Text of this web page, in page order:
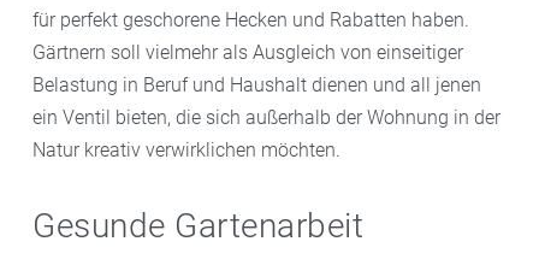
für perfekt geschorene Hecken und Rabatten haben.
Gärtnern soll vielmehr als Ausgleich von einseitiger
Belastung in Beruf und Haushalt dienen und all jenen
ein Ventil bieten, die sich außerhalb der Wohnung in der
Natur kreativ verwirklichen möchten.
Gesunde Gartenarbeit